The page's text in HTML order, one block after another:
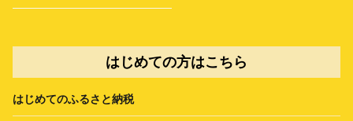
はじめての方はこちら
はじめてのふるさと納税